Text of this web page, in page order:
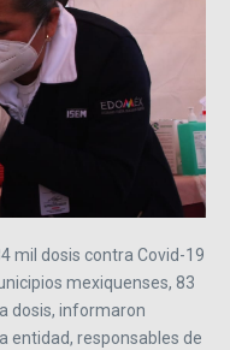
mil dosis contra Covid-19
mexiquenses, 83
dosis, informaron
entidad, responsables de